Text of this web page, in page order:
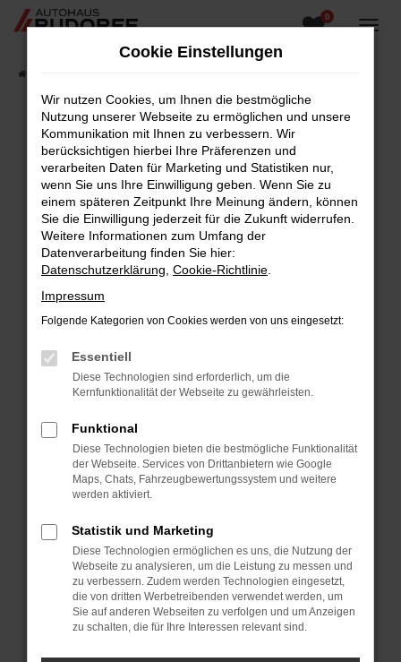
Zum
0
Fehler: Network Error
Beim Laden ist ein Fehler aufgetreten.
Hier sind ein paar Tipps, die dir helfen können:
Überprüfe deine Firewall und deine
Internetverbindung.
Laden andere Webseiten, zum Beispiel deine
Suchmaschine?
Prüfe deine Browsererweiterungen.
Manche Erweiterungen, wie Werbeblocker,
können das Laden bestimmter Seiten
verhindern. Funktioniert die Seite in einem
Fenster?
Starte dein Gerät neu.
Das kann manchmal helfen, vorübergehende
Probleme zu beheben.
Betriebssystem auf dem neuesten Stand
sind.
Veraltete Software birgt nicht nur ein
Sicherheitsrisiko, sondern kann auch dazu
führen, dass bestimmte Funktionen nicht mehr
unterstützt werden.
Cookie Einstellungen
Wir nutzen Cookies, um Ihnen die bestmögliche
Nutzung unserer Webseite zu ermöglichen und unsere
Kommunikation mit Ihnen zu verbessern. Wir
berücksichtigen hierbei Ihre Präferenzen und
verarbeiten Daten für Marketing und Statistiken nur,
wenn Sie uns Ihre Einwilligung geben. Wenn Sie zu
einem späteren Zeitpunkt Ihre Meinung ändern, können
Sie die Einwilligung jederzeit für die Zukunft widerrufen.
Weitere Informationen zum Umfang der
Datenverarbeitung finden Sie hier:
Datenschutzerklärung Cookie-Richtlinie
Impressum
Folgende Kategorien von Cookies werden von uns eingesetzt:
Essentiell
Diese Technologien sind erforderlich, um die
Kernfunktionalität der Webseite zu gewährleisten.
Funktional
Diese Technologien bieten die bestmögliche Funktionalität
der Webseite. Services von Drittanbietern wie Google
Maps, Chats, Fahrzeugbewertungssystem und weitere
werden aktiviert.
Statistik und Marketing
Diese Technologien ermöglichen es uns, die Nutzung der
Webseite zu analysieren, um die Leistung zu messen und
zu verbessern. Zudem werden Technologien eingesetzt,
die von dritten Werbetreibenden verwendet werden, um
Sie auf anderen Webseiten zu verfolgen und um Anzeigen
zu schalten, die für Ihre Interessen relevant sind.